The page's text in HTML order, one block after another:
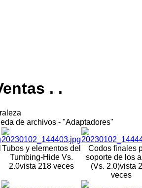
. .
de archivos - "Adaptadores"
Tubos y elementos del
Tumbing-Hide Vs.
2.0vista 218 veces
Codos finales
soporte de los
(Vs. 2.0)vista
veces